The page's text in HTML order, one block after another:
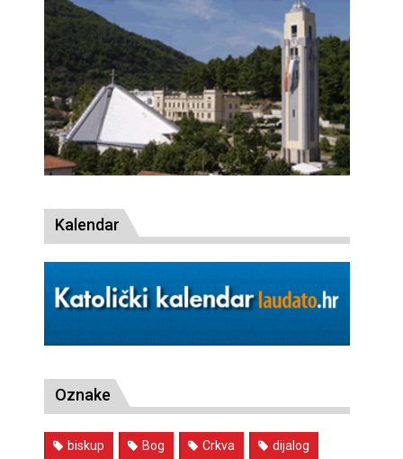
Kalendar
Oznake
biskup Bog Crkva dijalog